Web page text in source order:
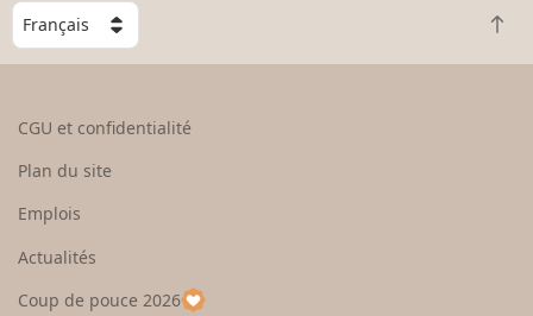
C
h
o
e
u
R
e
CGU et confidentialité
Plan du site
Emplois
Actualités
Coup de pouce 2026